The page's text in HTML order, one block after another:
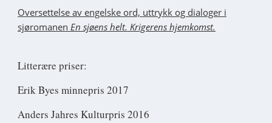
Oversettelse av engelske ord, uttrykk og dialoger i
sjøromanen En sjøens helt. Krigerens hjemkomst.
Litterære priser:
Erik Byes minnepris 2017
Anders Jahres Kulturpris 2016